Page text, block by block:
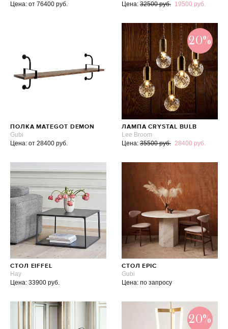
Цена: от 76400 руб.
Цена: 32500 руб. 19500 руб.
ПОЛКА MATEGOT DEMON
Gubi
Цена: от 28400 руб.
20%
ЛАМПА CRYSTAL BULB
Lee Broom
Цена: 35500 руб. 28400 руб.
СТОЛ EIFFEL
Hay
Цена: 33900 руб.
СТОЛ EPIC
Gubi
Цена: по запросу
20%